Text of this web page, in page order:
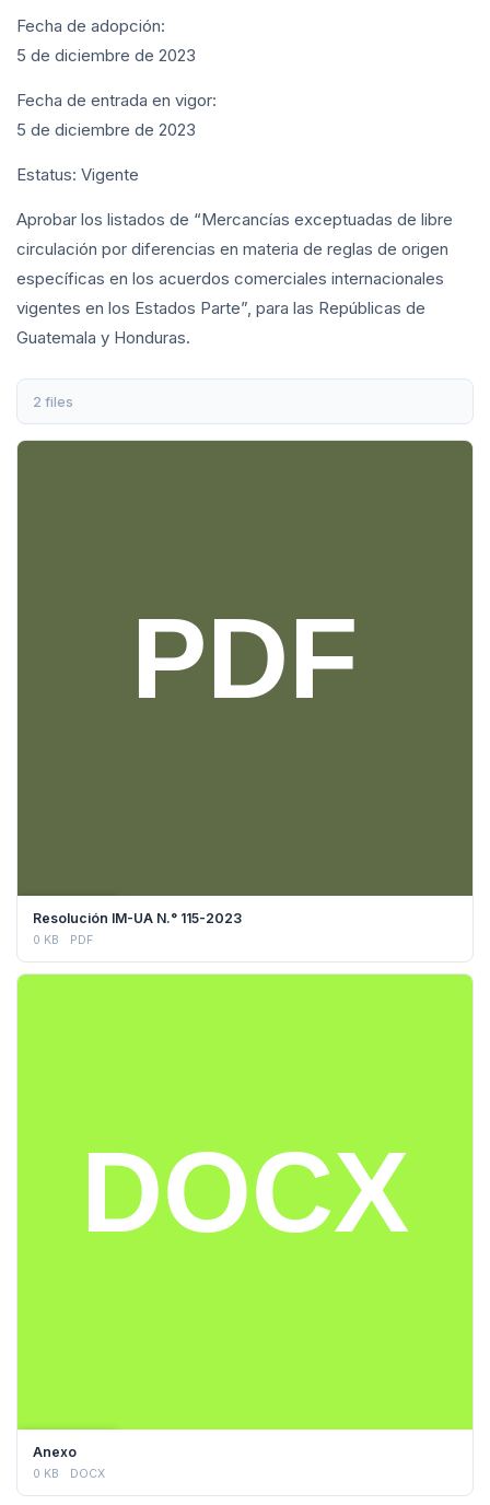
Fecha de adopción:
5 de diciembre de 2023
Fecha de entrada en vigor:
5 de diciembre de 2023
Estatus: Vigente
Aprobar los listados de “Mercancías exceptuadas de libre
circulación por diferencias en materia de reglas de origen
específicas en los acuerdos comerciales internacionales
vigentes en los Estados Parte”, para las Repúblicas de
Guatemala y Honduras.
2 files
Resolución IM-UA N.° 115-2023
0 KB PDF
Anexo
0 KB DOCX